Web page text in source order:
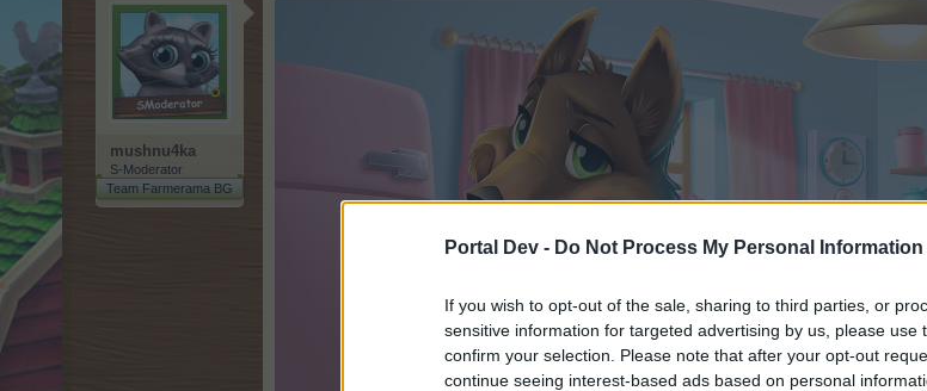
Portal Dev - Do Not Process My Personal Information
If you wish to opt-out of the sale, sharing to third parties, or
sensitive information for targeted advertising by us, please use
confirm your selection. Please note that after your opt-out
continue seeing interest-based ads based on personal
mushnu4ka
S-Moderator
Team Farmerama BG